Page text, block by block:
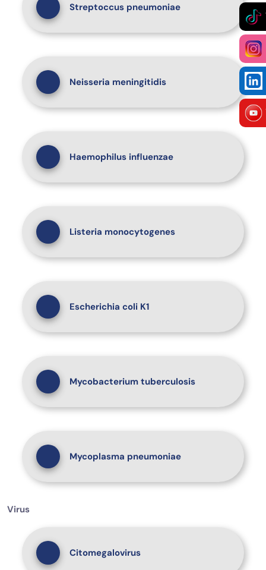
Streptoccus pneumoniae
Neisseria meningitidis
Haemophilus influenzae
Listeria monocytogenes
Escherichia coli K1
Mycobacterium tuberculosis
Mycoplasma pneumoniae
Virus
Citomegalovirus